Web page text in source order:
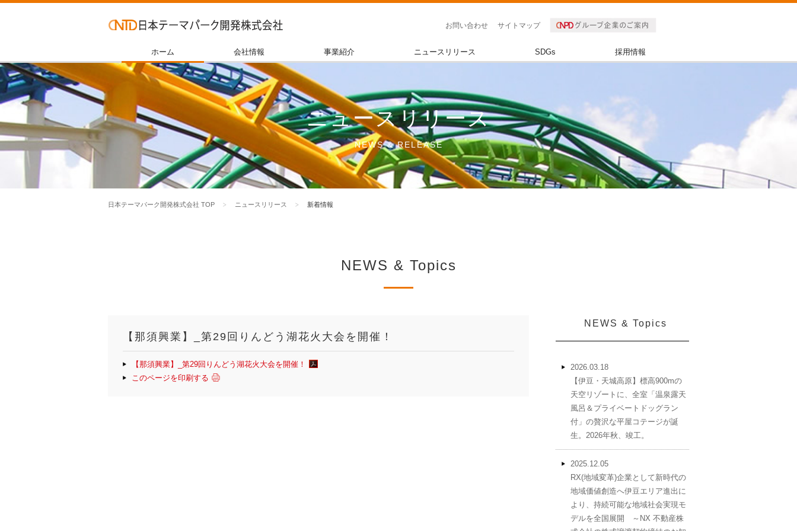
お問い合わせ サイトマップ
ホーム 会社情報 事業紹介 ニュースリリース SDGs 採用情報
ニュースリリース
NEWS & RELEASE
日本テーマパーク開発株式会社 TOP ニュースリリース 新着情報
NEWS & Topics
【那須興業】_第29回りんどう湖花火大会を開催！
【那須興業】_第29回りんどう湖花火大会を開催！
このページを印刷する
NEWS & Topics
2026.03.18
【伊豆・天城高原】標高900mの
天空リゾートに、全室「温泉露天
風呂＆プライベートドッグラン
付」の贅沢な平屋コテージが誕
生。2026年秋、竣工。
2025.12.05
RX(地域変革)企業として新時代の
地域価値創造へ伊豆エリア進出に
より、持続可能な地域社会実現モ
デルを全国展開 ～NX 不動産株